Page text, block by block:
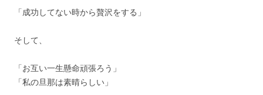
「成功してない時から贅沢をする」
そして、
「お互い一生懸命頑張ろう」
「私の旦那は素晴らしい」